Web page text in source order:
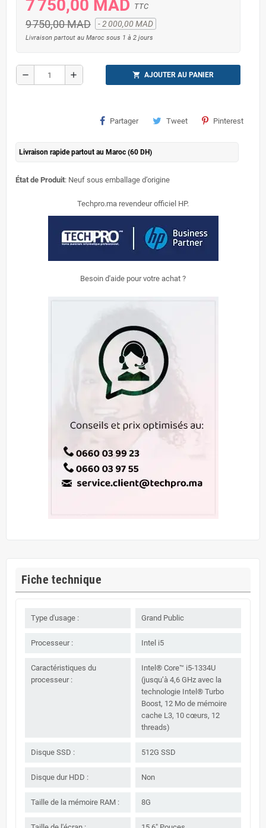
7 750,00 MAD TTC
9 750,00 MAD - 2 000,00 MAD
Livraison partout au Maroc sous 1 à 2 jours
remove add shopping_cart AJOUTER AU PANIER
Partager Tweet Pinterest
Livraison rapide partout au Maroc (60 DH)
État de Produit: Neuf sous emballage d’origine
Techpro.ma revendeur officiel HP.
Besoin d'aide pour votre achat ?
Fiche technique
Type d'usage : Grand Public
Processeur : Intel i5
Caractéristiques du
processeur :
Intel® Core™ i5-1334U
(jusqu’à 4,6 GHz avec la
technologie Intel® Turbo
Boost, 12 Mo de mémoire
cache L3, 10 cœurs, 12
threads)
Disque SSD : 512G SSD
Disque dur HDD : Non
Taille de la mémoire RAM : 8G